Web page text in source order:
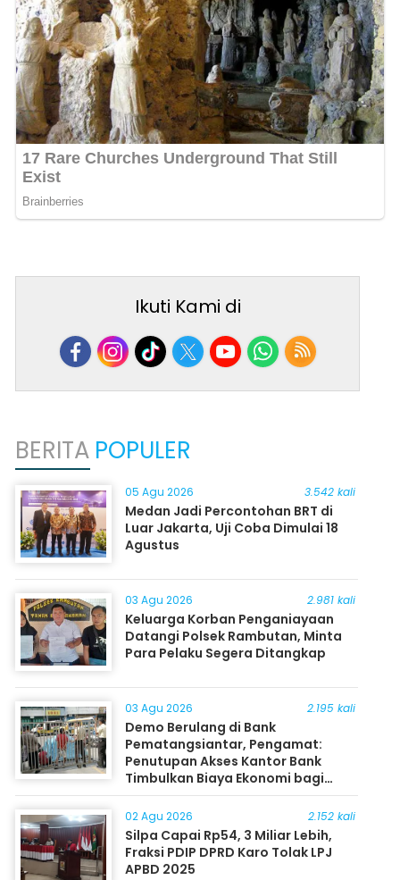
Ikuti Kami di
BERITA POPULER
05 Agu 2026 3.542 kali
Medan Jadi Percontohan BRT di
Luar Jakarta, Uji Coba Dimulai 18
Agustus
03 Agu 2026 2.981 kali
Keluarga Korban Penganiayaan
Datangi Polsek Rambutan, Minta
Para Pelaku Segera Ditangkap
03 Agu 2026 2.195 kali
Demo Berulang di Bank
Pematangsiantar, Pengamat:
Penutupan Akses Kantor Bank
Timbulkan Biaya Ekonomi bagi
Masyarakat
02 Agu 2026 2.152 kali
Silpa Capai Rp54, 3 Miliar Lebih,
Fraksi PDIP DPRD Karo Tolak LPJ
APBD 2025